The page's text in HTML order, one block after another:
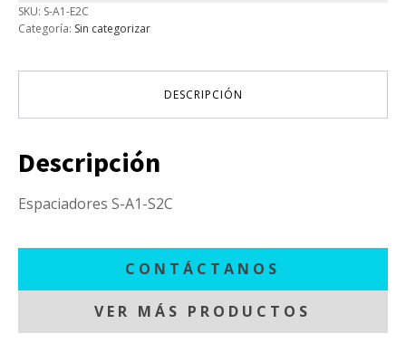
SKU: S-A1-E2C
Categoría: Sin categorizar
DESCRIPCIÓN
Descripción
Espaciadores S-A1-S2C
CONTÁCTANOS
VER MÁS PRODUCTOS